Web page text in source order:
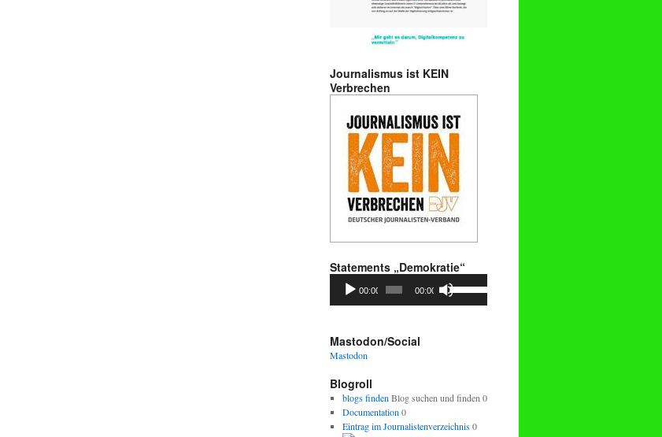
Journalismus ist KEIN
Verbrechen
Statements „Demokratie“
Audio-
Player
00:00 00:00
Hoch/Runter
benutzen,
Mastodon/Social
Mastodon
Blogroll
blogs finden Blog suchen und finden 0
Documentation 0
Eintrag im Journalistenverzeichnis0